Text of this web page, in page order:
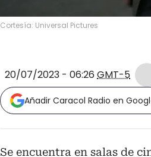
Cortesía: Universal Pictures
20/07/2023 - 06:26 GMT-5
Añadir Caracol Radio en
Se encuentra en salas de